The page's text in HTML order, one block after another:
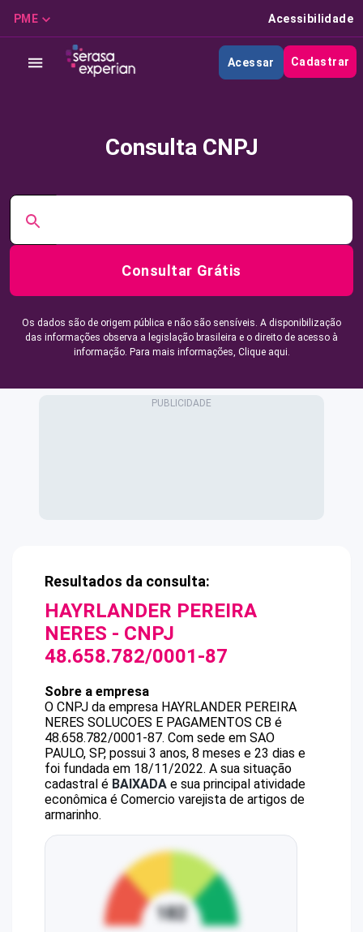
PME Acessibilidade
Acessar Cadastrar
Consulta CNPJ
Consultar Grátis
Os dados são de origem pública e não são sensíveis. A disponibilização
das informações observa a legislação brasileira e o direito de acesso à
informação. Para mais informações, Clique aqui.
Resultados da consulta:
HAYRLANDER PEREIRA
NERES - CNPJ
48.658.782/0001-87
Sobre a empresa
O CNPJ da empresa HAYRLANDER PEREIRA
NERES SOLUCOES E PAGAMENTOS CB é
48.658.782/0001-87. Com sede em SAO
PAULO, SP, possui 3 anos, 8 meses e 23 dias e
foi fundada em 18/11/2022. A sua situação
cadastral é BAIXADA e sua principal atividade
econômica é Comercio varejista de artigos de
armarinho.